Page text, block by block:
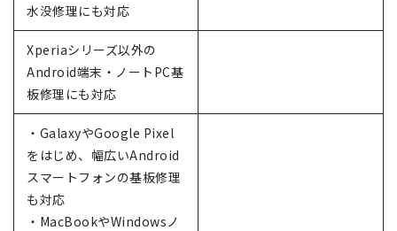
水没修理にも対応
Xperiaシリーズ以外の
Android端末・ノートPC基
板修理にも対応
・GalaxyやGoogle Pixel
をはじめ、幅広いAndroid
スマートフォンの基板修理
も対応
・MacBookやWindowsノ